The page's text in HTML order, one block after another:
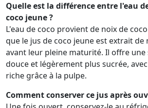
Quelle est la différence entre l'eau
coco jeune ?
L'eau de coco provient de noix de
que le jus de coco jeune est extrait de
avant leur pleine maturité. Il offre une
douce et légèrement plus sucrée,
riche grâce à la pulpe.
Comment conserver ce jus après